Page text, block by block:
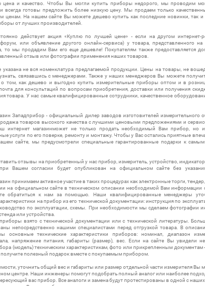
цена и качество. Чтобы Вы могли купить приборы недорого, мы проводим
всегда готовы предложить более низкую цену. Мы продаем только
ценам. На нашем сайте Вы можете дешево купить как последние новинки, так и
от лучших производителей.
действует акция «Куплю по лучшей цене» - если на другом интернет-
или объявление другого онлайн-сервиса) у товара, представленного на
то мы продадим Вам его еще дешевле! Покупателям также предоставляется
отзыв или фотографии применения наших товаров.
указана не вся номенклатура предлагаемой продукции. Цены на товары, не
связавшись с менеджерами. Также у наших менеджеров Вы можете
том, как дешево и выгодно купить измерительные приборы оптом и в
для консультаций по вопросам приобретения, доставки или получения
товара. У нас самые квалифицированные сотрудники, качественное
Западприбор - официальный дилер заводов изготовителей измерительного
товаров высокого качества с лучшими ценовыми предложениями и
интернет магазинможет не только продать необходимый Вам прибор, но
услуги по его поверке, ремонту и монтажу. Чтобы у Вас остались приятные
сайте, мы предусмотрели специальные гарантированные подарки к
отзывы на приобретенный у нас прибор, измеритель, устройство,
Вашем согласии будет опубликован на официальном сайте без
принимаем активное участие в таких процедурах как электронные торги, тендер,
на официальном сайте в техническом описании необходимой Вам информации
обратиться к нам за помощью. Наши квалифицированные менеджеры
на прибор из его технической документации: инструкция по
по эксплуатации, схемы. При необходимости мы сделаем фотографии
или устройства.
взято с технической документации или с технической литературы.
непосредственно нашими специалистами перед отгрузкой товара. В
основные технические характеристики приборов: номинал, диапазон
напряжение питания, габариты (размер), вес. Если на сайте Вы увидели
(модель) техническим характеристикам, фото или прикрепленным документам
полезный подарок вместе с покупаемым прибором.
уточнить общий вес и габариты или размер отдельной части измерителя Вы
центре. Наши инженеры помогут подобрать полный аналог или наиболее
вас прибор. Все аналоги и замена будут протестированы в одной с